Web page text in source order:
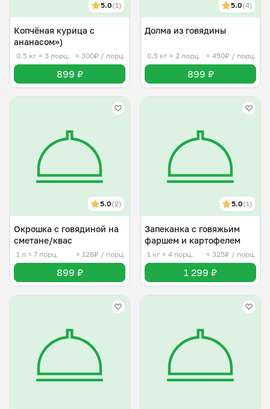
5.0(1)
Копчёная курица с
ананасом»)
0.5 кг ≈ 3 порц. ≈ 300₽ / порц.
899 ₽
5.0(4)
Долма из говядины
0.5 кг ≈ 2 порц. ≈ 450₽ / порц.
899 ₽
5.0(2)
Окрошка с говядиной на
сметане/квас
1 л ≈ 7 порц. ≈ 128₽ / порц.
899 ₽
5.0(1)
Запеканка с говяжьим
фаршем и картофелем
1 кг ≈ 4 порц. ≈ 325₽ / порц.
1 299 ₽